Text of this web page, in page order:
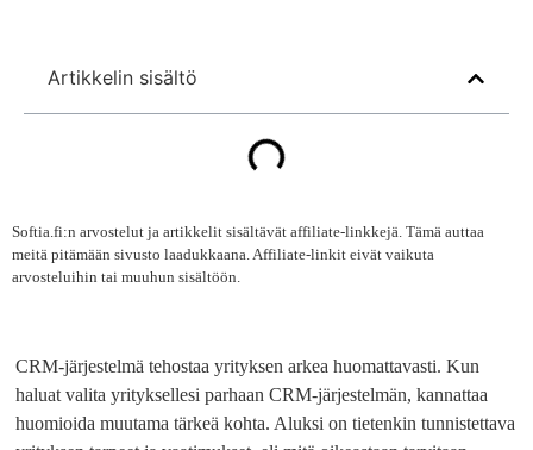
Artikkelin sisältö
Softia.fi:n arvostelut ja artikkelit sisältävät affiliate-linkkejä. Tämä auttaa
meitä pitämään sivusto laadukkaana. Affiliate-linkit eivät vaikuta
arvosteluihin tai muuhun sisältöön.
CRM-järjestelmä tehostaa yrityksen arkea huomattavasti. Kun
haluat valita yrityksellesi parhaan CRM-järjestelmän, kannattaa
huomioida muutama tärkeä kohta. Aluksi on tietenkin tunnistettava